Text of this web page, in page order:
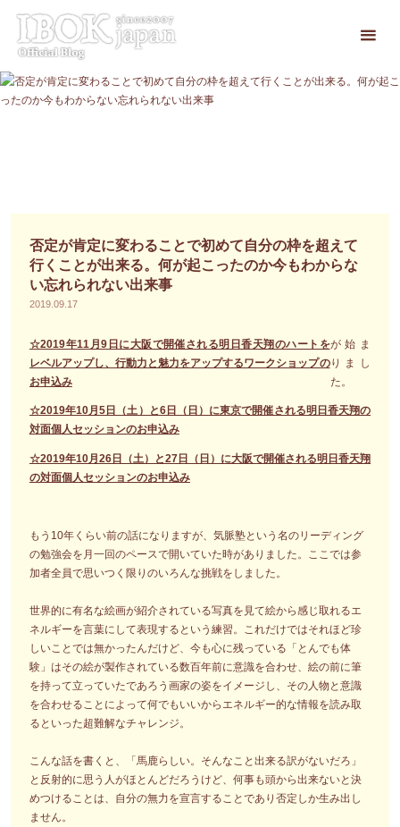
ツ
へ
否定が肯定に変わることで初めて自分の枠を超えて
行くことが出来る。何が起こったのか今もわからな
い忘れられない出来事
2019.09.17
☆2019年11月9日に大阪で開催される明日香天翔のハートを
レベルアップし、行動力と魅力をアップするワークショップの
お申込み
が始ま
りまし
た。
☆2019年10月5日（土）と6日（日）に東京で開催される明日香天翔の
対面個人セッションのお申込み
☆2019年10月26日（土）と27日（日）に大阪で開催される明日香天翔
の対面個人セッションのお申込み
もう10年くらい前の話になりますが、気脈塾という名のリーディング
の勉強会を月一回のペースで開いていた時がありました。ここでは参
加者全員で思いつく限りのいろんな挑戦をしました。
世界的に有名な絵画が紹介されている写真を見て絵から感じ取れるエ
ネルギーを言葉にして表現するという練習。これだけではそれほど珍
しいことでは無かったんだけど、今も心に残っている「とんでも体
験」はその絵が製作されている数百年前に意識を合わせ、絵の前に筆
を持って立っていたであろう画家の姿をイメージし、その人物と意識
を合わせることによって何でもいいからエネルギー的な情報を読み取
るといった超難解なチャレンジ。
こんな話を書くと、「馬鹿らしい。そんなこと出来る訳がないだろ」
と反射的に思う人がほとんどだろうけど、何事も頭から出来ないと決
めつけることは、自分の無力を宣言することであり否定しか生み出し
ません。